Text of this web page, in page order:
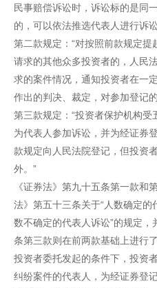
民事赔偿诉讼时，诉讼标的是同
的，可以依法推选代表人进行诉
第二款规定：“对按照前款规定
请求的其他众多投资者的，人民
求的案件情况，通知投资者在一
作出的判决、裁定，对参加登记
第三款规定：“投资者保护机构
为代表人参加诉讼，并为经证券
款规定向人民法院登记，但投资
外。”
《证券法》第九十五条第一款和
法》第五十三条关于“人数确定的
数不确定的代表人诉讼”的规定
条第三款则在前两款基础上进行
投资者委托发起的条件下，投资
纠纷案件的代表人，为经证券登